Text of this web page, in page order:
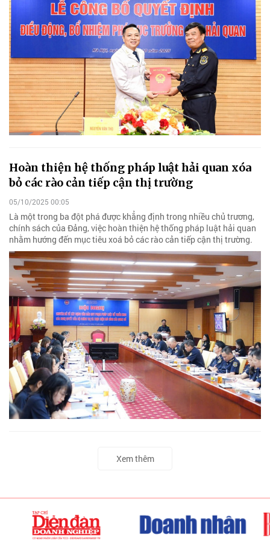
Hoàn thiện hệ thống pháp luật hải quan xóa
bỏ các rào cản tiếp cận thị trường
05/10/2025 00:05
Là một trong ba đột phá được khẳng định trong nhiều chủ trương,
chính sách của Đảng, việc hoàn thiện hệ thống pháp luật hải quan
nhằm hướng đến mục tiêu xoá bỏ các rào cản tiếp cận thị trường.
Xem thêm